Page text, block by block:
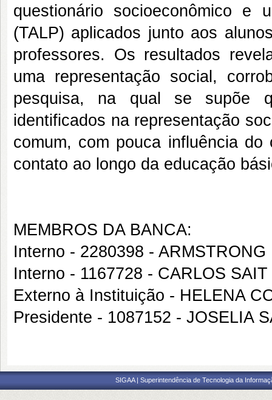
questionário socioeconômico e
(TALP) aplicados junto aos
professores. Os resultados
uma representação social,
pesquisa, na qual se supõe
identificados na representação
comum, com pouca influência
contato ao longo da educação
MEMBROS DA BANCA:
Interno - 2280398 -
Interno - 1167728 - CARLOS
Externo à Instituição - HELENA
Presidente - 1087152 - JOSELIA
SIGAA | Superintendência de Tecnologia da